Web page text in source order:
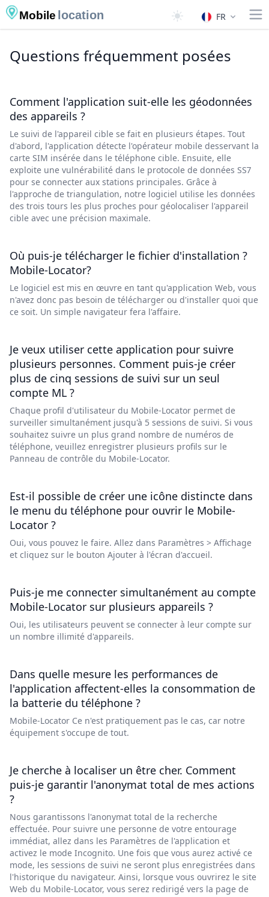
Mobile location FR
Questions fréquemment posées
Comment l'application suit-elle les géodonnées
des appareils ?
Le suivi de l'appareil cible se fait en plusieurs étapes. Tout
d'abord, l'application détecte l'opérateur mobile desservant la
carte SIM insérée dans le téléphone cible. Ensuite, elle
exploite une vulnérabilité dans le protocole de données SS7
pour se connecter aux stations principales. Grâce à
l'approche de triangulation, notre logiciel utilise les données
des trois tours les plus proches pour géolocaliser l'appareil
cible avec une précision maximale.
Où puis-je télécharger le fichier d'installation ?
Mobile-Locator?
Le logiciel est mis en œuvre en tant qu'application Web, vous
n'avez donc pas besoin de télécharger ou d'installer quoi que
ce soit. Un simple navigateur fera l'affaire.
Je veux utiliser cette application pour suivre
plusieurs personnes. Comment puis-je créer
plus de cinq sessions de suivi sur un seul
compte ML ?
Chaque profil d'utilisateur du Mobile-Locator permet de
surveiller simultanément jusqu'à 5 sessions de suivi. Si vous
souhaitez suivre un plus grand nombre de numéros de
téléphone, veuillez enregistrer plusieurs profils sur le
Panneau de contrôle du Mobile-Locator.
Est-il possible de créer une icône distincte dans
le menu du téléphone pour ouvrir le Mobile-
Locator ?
Oui, vous pouvez le faire. Allez dans Paramètres > Affichage
et cliquez sur le bouton Ajouter à l'écran d'accueil.
Puis-je me connecter simultanément au compte
Mobile-Locator sur plusieurs appareils ?
Oui, les utilisateurs peuvent se connecter à leur compte sur
un nombre illimité d'appareils.
Dans quelle mesure les performances de
l'application affectent-elles la consommation de
la batterie du téléphone ?
Mobile-Locator Ce n'est pratiquement pas le cas, car notre
équipement s'occupe de tout.
Je cherche à localiser un être cher. Comment
puis-je garantir l'anonymat total de mes actions
?
Nous garantissons l'anonymat total de la recherche
effectuée. Pour suivre une personne de votre entourage
immédiat, allez dans les Paramètres de l'application et
activez le mode Incognito. Une fois que vous aurez activé ce
mode, les sessions de suivi ne seront plus enregistrées dans
l'historique du navigateur. Ainsi, lorsque vous ouvrirez le site
Web du Mobile-Locator, vous serez redirigé vers la page de